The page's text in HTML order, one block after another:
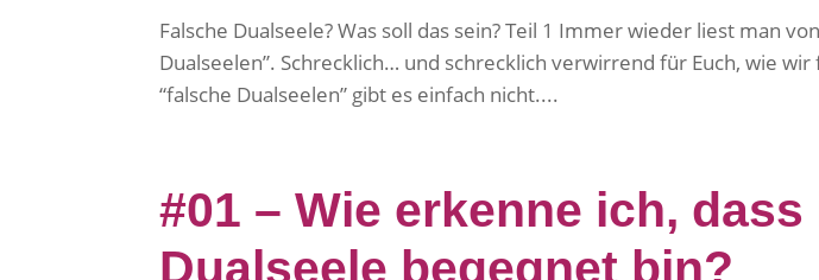
Falsche Dualseele? Was soll das sein? Teil 1 Immer wieder liest man
Dualseelen”. Schrecklich… und schrecklich verwirrend für Euch, wie
“falsche Dualseelen” gibt es einfach nicht....
#01 – Wie erkenne ich,
Dualseele begegnet bin?